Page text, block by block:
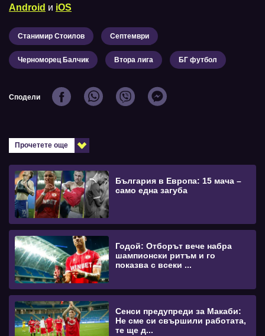
Android и iOS
Станимир Стоилов Септември
Черноморец Балчик Втора лига БГ футбол
Сподели
Прочетете още
България в Европа: 15 мача –
само една загуба
Годой: Отборът вече набра
шампионски ритъм и го
показва с всеки ...
Сенси предупреди за Макаби:
Не сме си свършили работата,
те ще д...